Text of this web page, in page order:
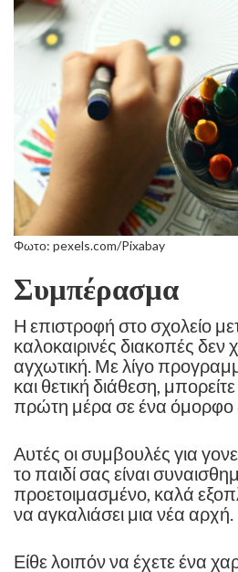
Φωτο: pexels.com/Pixabay
Συμπέρασμα
Η επιστροφή στο σχολείο
καλοκαιρινές διακοπές δεν
αγχωτική. Με λίγο
και θετική διάθεση,
πρώτη μέρα σε ένα όμορφο
Αυτές οι συμβουλές για
το παιδί σας είναι
προετοιμασμένο, καλά
να αγκαλιάσει μια νέα αρχή.
Είθε λοιπόν να έχετε ένα